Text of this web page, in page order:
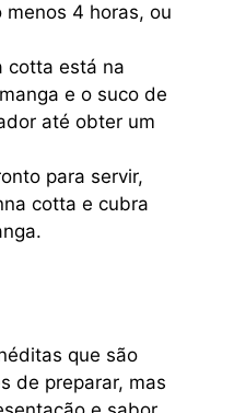
4 horas, ou
cotta está na
e o suco de
até obter um
para servir,
cotta e cubra
que são
de preparar, mas